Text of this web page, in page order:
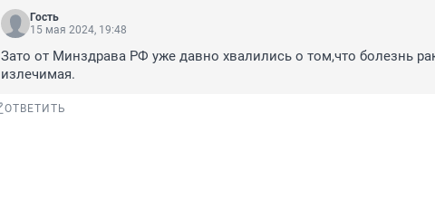
Гость
15 мая 2024, 19:48
Зато от Минздрава РФ уже давно хвалились о том,что болезнь
излечимая.
ОТВЕТИТЬ